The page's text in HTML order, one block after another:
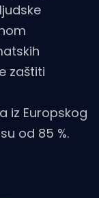
zaštiti
iz Europskog
od 85 %.